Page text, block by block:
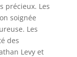
précieux. Les
soignée
Les
des
Levy et